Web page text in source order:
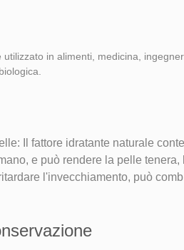
in alimenti, medicina,
Il fattore idratante naturale
e può rendere la pelle
l'invecchiamento, può